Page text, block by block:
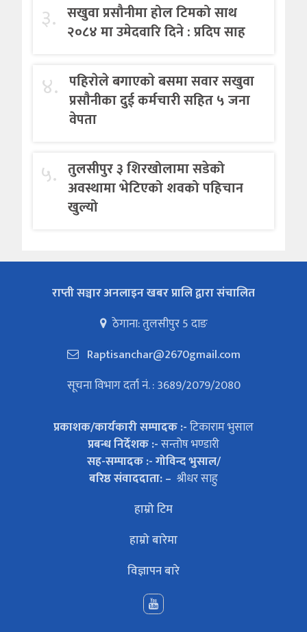
३. सखुवा प्रसौनीमा होल टिमको साथ
२०८४ मा उमेदवारि दिने : प्रदिप साह
४. पहिराेले बगाएकाे बसमा सवार सखुवा
प्रसाैनीका दुई कर्मचारी सहित ५ जना
वेपता
५. तुलसीपुर ३ शिरखोलामा सडेको
अवस्थामा भेटिएको शवको पहिचान
खुल्यो
राप्ती सञ्चार अनलाइन खबर प्रालि द्वारा संचालित
ठेगाना: तुलसीपुर 5 दाङ
Raptisanchar@2670gmail.com
सूचना विभाग दर्ता नं. : 3689/2079/2080
प्रकाशक/कार्यकारी सम्पादक :-टिकाराम भुसाल
प्रबन्ध निर्देशक :-सन्तोष भण्डारी
सह-सम्पादक :- गोविन्द भुसाल/
बरिष्ठ संवाददाता: – श्रीधर साहु
हाम्रो टिम
हाम्रो बारेमा
विज्ञापन बारे